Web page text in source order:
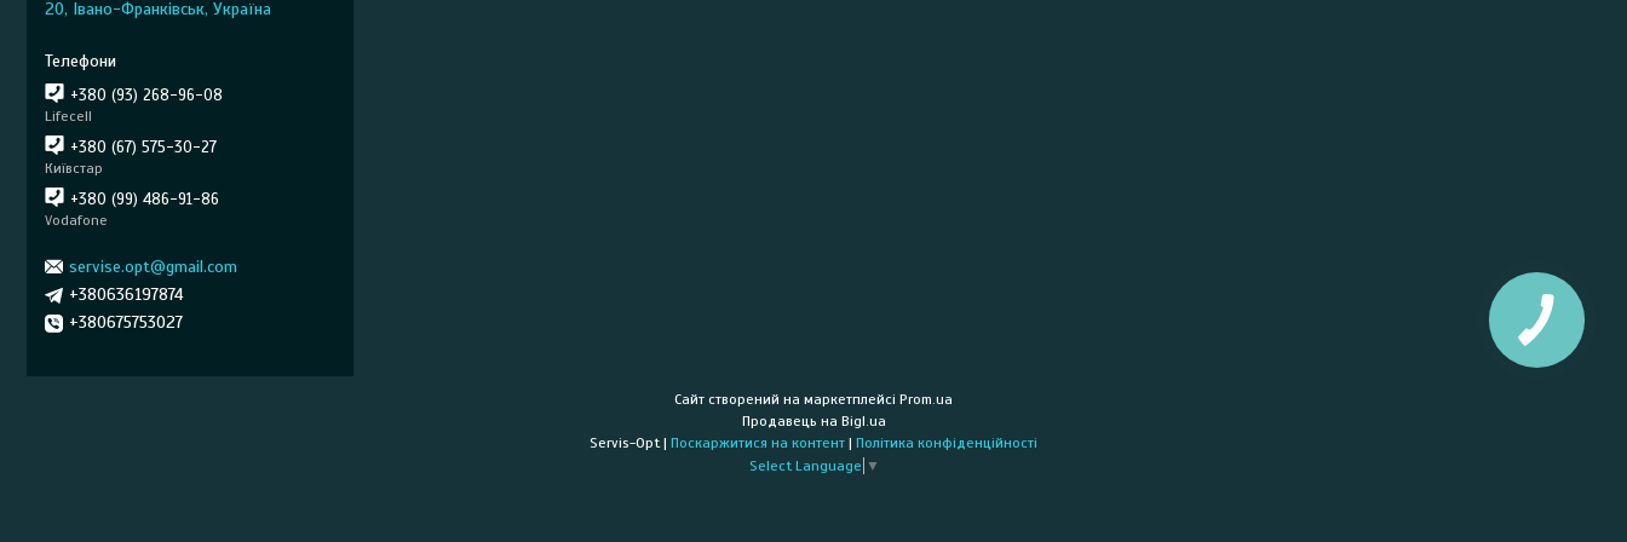
20, Івано-Франківськ, Україна
+380 (93) 268-96-08
Lifecell
+380 (67) 575-30-27
Київстар
+380 (99) 486-91-86
Vodafone
servise.opt@gmail.com
+380636197874
+380675753027
Сайт створений на маркетплейсі Prom.ua
Продавець на Bigl.ua
Servis-Opt | Поскаржитися на контент | Політика конфіденційності
Select Language ▼